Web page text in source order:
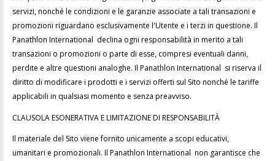
servizi, nonché le condizioni e le garanzie associate a tali transazioni e
promozioni riguardano esclusivamente l'Utente e i terzi in questione. Il
Panathlon International declina ogni responsabilità in merito a tali
transazioni o promozioni o parte di esse, compresi eventuali danni,
perdite e altre questioni analoghe. Il Panathlon International si riserva il
diritto di modificare i prodotti e i servizi offerti sul Sito nonché le tariffe
applicabili in qualsiasi momento e senza preavviso.
CLAUSOLA ESONERATIVA E LIMITAZIONE DI RESPONSABILITÀ
Il materiale del Sito viene fornito unicamente a scopi educativi,
umanitari e promozionali. Il Panathlon International non garantisce che